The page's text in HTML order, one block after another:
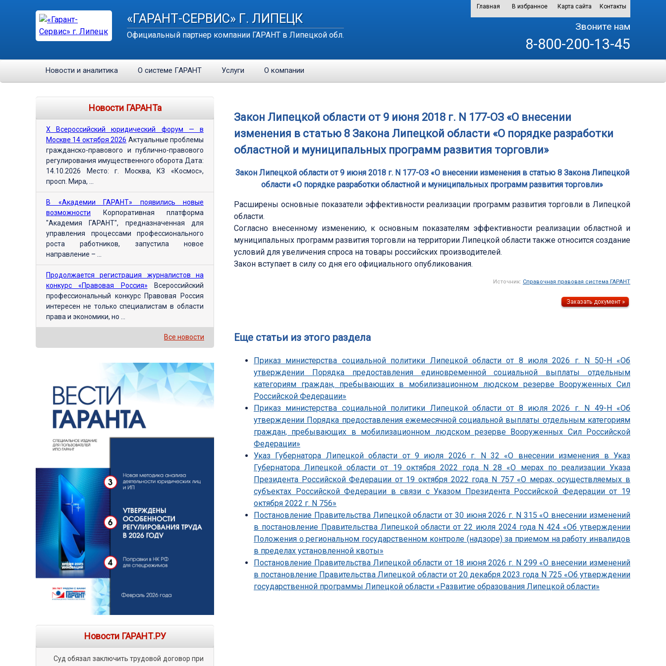
«ГАРАНТ-СЕРВИС» Г. ЛИПЕЦК
Официальный партнер компании ГАРАНТ в Липецкой обл.
Главная В избранное Карта сайта Контакты
Звоните нам
8-800-200-13-45
Новости и аналитика О системе ГАРАНТ Услуги О компании
Закон Липецкой области от 9 июня 2018 г. N 177-ОЗ «О внесении
изменения в статью 8 Закона Липецкой области «О порядке разработки
областной и муниципальных программ развития торговли»
Закон Липецкой области от 9 июня 2018 г. N 177-ОЗ «О внесении изменения в статью 8 Закона Липецкой
области «О порядке разработки областной и муниципальных программ развития торговли»
Расширены основные показатели эффективности реализации программ развития торговли в Липецкой
области.
Согласно внесенному изменению, к основным показателям эффективности реализации областной и
муниципальных программ развития торговли на территории Липецкой области также относится создание
условий для увеличения спроса на товары российских производителей.
Закон вступает в силу со дня его официального опубликования.
Источник: Справочная правовая система ГАРАНТ
Еще статьи из этого раздела
Приказ министерства социальной политики Липецкой области от 8 июля 2026 г. N 50-Н «Об
утверждении Порядка предоставления единовременной социальной выплаты отдельным
категориям граждан, пребывающих в мобилизационном людском резерве Вооруженных Сил
Российской Федерации»
Приказ министерства социальной политики Липецкой области от 8 июля 2026 г. N 49-Н «Об
утверждении Порядка предоставления ежемесячной социальной выплаты отдельным категориям
граждан, пребывающих в мобилизационном людском резерве Вооруженных Сил Российской
Федерации»
Указ Губернатора Липецкой области от 9 июля 2026 г. N 32 «О внесении изменения в Указ
Губернатора Липецкой области от 19 октября 2022 года N 28 «О мерах по реализации Указа
Президента Российской Федерации от 19 октября 2022 года N 757 «О мерах, осуществляемых в
субъектах Российской Федерации в связи с Указом Президента Российской Федерации от 19
октября 2022 г. N 756»
Постановление Правительства Липецкой области от 30 июня 2026 г. N 315 «О внесении изменений
в постановление Правительства Липецкой области от 22 июля 2024 года N 424 «Об утверждении
Положения о региональном государственном контроле (надзоре) за приемом на работу инвалидов
в пределах установленной квоты»
Постановление Правительства Липецкой области от 18 июня 2026 г. N 299 «О внесении изменений
в постановление Правительства Липецкой области от 20 декабря 2023 года N 725 «Об утверждении
государственной программы Липецкой области «Развитие образования Липецкой области»
Новости ГАРАНТа
Х Всероссийский юридический форум — в
Москве 14 октября 2026 Актуальные проблемы
гражданско-правового и публично-правового
регулирования имущественного оборота Дата:
14.10.2026 Место: г. Москва, КЗ «Космос»,
просп. Мира, ...
В «Академии ГАРАНТ» появились новые
возможности Корпоративная платформа
"Академия ГАРАНТ", предназначенная для
управления процессами профессионального
роста работников, запустила новое
направление – ...
Продолжается регистрация журналистов на
конкурс «Правовая Россия» Всероссийский
профессиональный конкурс Правовая Россия
интересен не только специалистам в области
права и экономики, но ...
Все новости
Новости ГАРАНТ.РУ
Суд обязал заключить трудовой договор при